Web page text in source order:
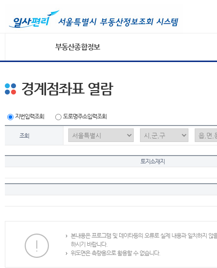
부동산종합정보
경계점좌표 열람
지번입력조회 도로명주소입력조회
조회
토지소재지
본내용은 프로그램 및 데이타등의 오류로 실제 내용과 일치하지
하시기 바랍니다.
위도면은 측량용으로 활용할 수 없습니다.